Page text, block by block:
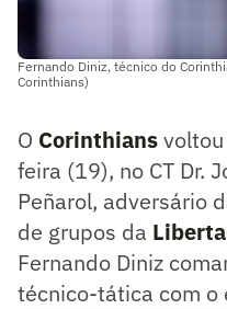
Fernando Diniz, técnico do
Corinthians)
O Corinthians
feira (19), no CT Dr.
Peñarol, adversário
de grupos da
Fernando Diniz
técnico-tática com o